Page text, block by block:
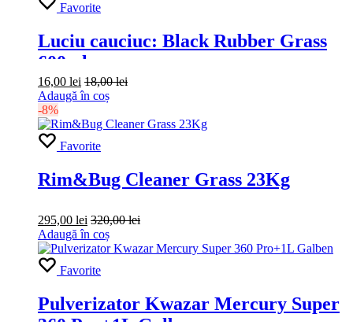
Favorite
Luciu cauciuc: Black Rubber Grass
600ml
16,00 lei 18,00lei
Adaugă în coș
-8%
Favorite
Rim&Bug Cleaner Grass 23Kg
295,00 lei 320,00lei
Adaugă în coș
Favorite
Pulverizator Kwazar Mercury Super
360 Pro+1L Galben